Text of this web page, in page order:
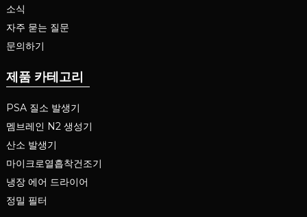
소식
자주 묻는 질문
문의하기
제품 카테고리
PSA 질소 발생기
멤브레인 N2 생성기
산소 발생기
마이크로열흡착건조기
냉장 에어 드라이어
정밀 필터